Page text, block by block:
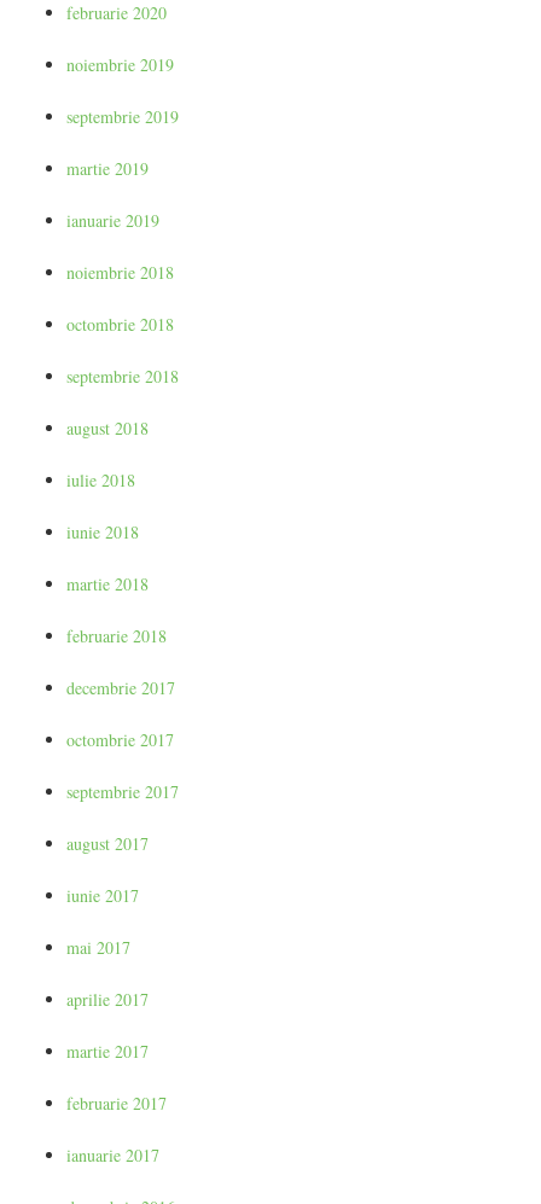
februarie 2020
noiembrie 2019
septembrie 2019
martie 2019
ianuarie 2019
noiembrie 2018
octombrie 2018
septembrie 2018
august 2018
iulie 2018
iunie 2018
martie 2018
februarie 2018
decembrie 2017
octombrie 2017
septembrie 2017
august 2017
iunie 2017
mai 2017
aprilie 2017
martie 2017
februarie 2017
ianuarie 2017